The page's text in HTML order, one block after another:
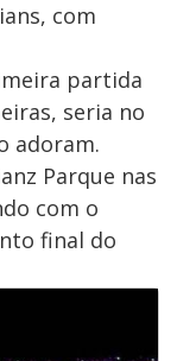
com
partida
seria no
adoram.
Parque nas
com o
final do